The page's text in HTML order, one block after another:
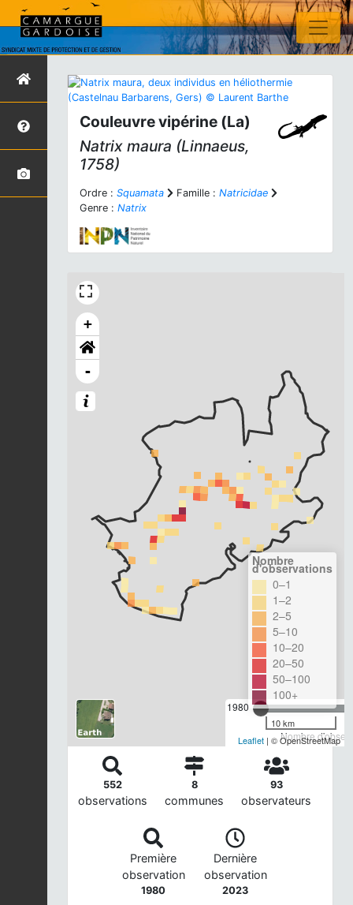
Couleuvre vipérine (La)
Natrix maura (Linnaeus,
1758)
Ordre : Squamata Famille : Natricidae
Genre : Natrix
+
-
1980
Nombre
Nombre
d'observations
0–1
1–2
2–5
5–10
10–20
20–50
50–100
100+
10 km
Leaflet | © OpenStreetMap
552
observations
8
communes
93
observateurs
Première
observation
1980
Dernière
observation
2023